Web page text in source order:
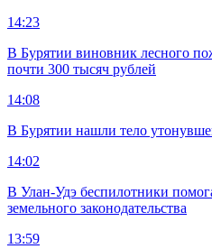
14:23
В Бурятии виновник лесного
почти 300 тысяч рублей
14:08
В Бурятии нашли тело
14:02
В Улан-Удэ беспилотники
земельного законодательства
13:59